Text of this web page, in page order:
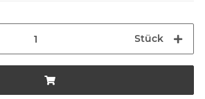
Stück